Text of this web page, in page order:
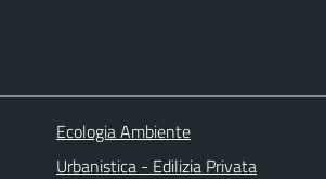
Ecologia Ambiente
Urbanistica - Edilizia Privata